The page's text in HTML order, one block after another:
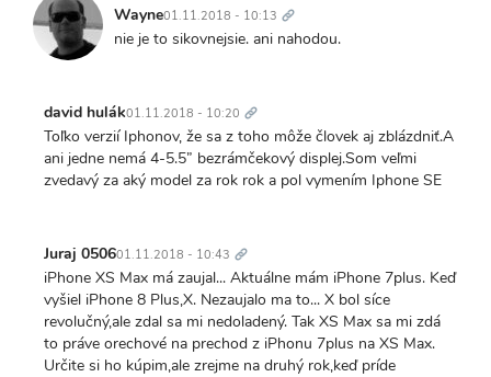
Wayne01.11.2018 - 10:13 odkaz
nie je to sikovnejsie. ani nahodou.
david hulák01.11.2018 - 10:20 odkaz
Toľko verzií Iphonov, že sa z toho môže človek aj zblázdniť.A
ani jedne nemá 4-5.5” bezrámčekový displej.Som veľmi
zvedavý za aký model za rok rok a pol vymením Iphone SE
Juraj 050601.11.2018 - 10:43 odkaz
iPhone XS Max má zaujal... Aktuálne mám iPhone 7plus. Keď
vyšiel iPhone 8 Plus,X. Nezaujalo ma to... X bol síce
revolučný,ale zdal sa mi nedoladený. Tak XS Max sa mi zdá
to práve orechové na prechod z iPhonu 7plus na XS Max.
Určite si ho kúpim,ale zrejme na druhý rok,keď príde